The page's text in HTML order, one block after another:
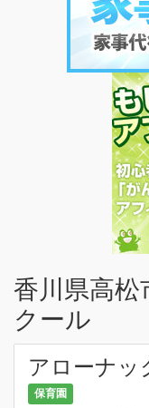
香川県高
クール
アローナッ
保育園